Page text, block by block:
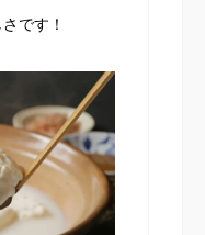
です！